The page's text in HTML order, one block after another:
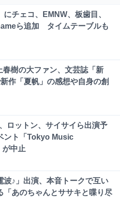
にチェコ、EMNW、板歯目、
ら追加 タイムテーブルも
春樹の大ファン、文芸誌「新
作「夏帆」の感想や自身の創
ロットン、サイサイら出演予
ント「Tokyo Music
中止
波♪」出演、本音トークで互い
「あのちゃんとササキと喋り尽